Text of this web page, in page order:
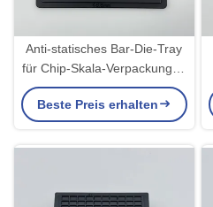
Anti-statisches Bar-Die-Tray
für Chip-Skala-Verpackungen
mit hoher
Temperaturbeständigkeit
Beste Preis erhalten